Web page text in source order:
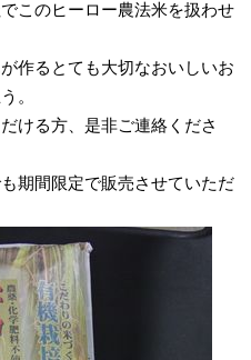
このヒーロー農法米を扱わせ
作るとても大切なおいしいお
。
ける方、是非ご連絡くださ
期間限定で販売させていただ